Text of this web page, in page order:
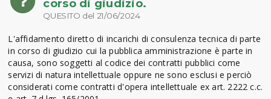
corso di giudizio.
QUESITO del 21/06/2024
L'affidamento diretto di incarichi di consulenza tecnica di parte
in corso di giudizio cui la pubblica amministrazione è parte in
causa, sono soggetti al codice dei contratti pubblici come
servizi di natura intellettuale oppure ne sono esclusi e perciò
considerati come contratti d'opera intellettuale ex art. 2222 c.c.